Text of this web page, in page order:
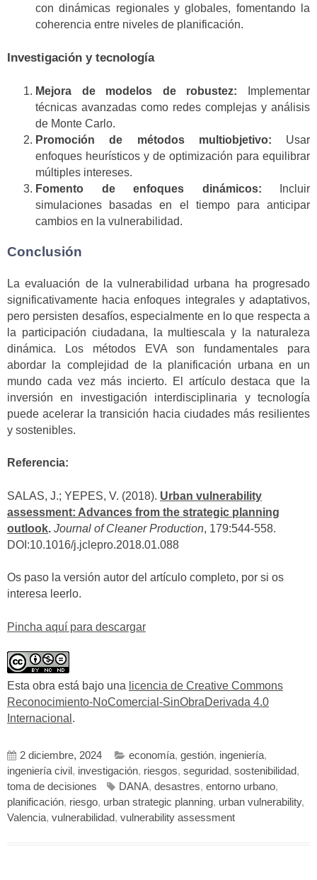
con dinámicas regionales y globales, fomentando la
coherencia entre niveles de planificación.
Investigación y tecnología
Mejora de modelos de robustez: Implementar
técnicas avanzadas como redes complejas y análisis
de Monte Carlo.
Promoción de métodos multiobjetivo: Usar
enfoques heurísticos y de optimización para equilibrar
múltiples intereses.
Fomento de enfoques dinámicos: Incluir
simulaciones basadas en el tiempo para anticipar
cambios en la vulnerabilidad.
Conclusión
La evaluación de la vulnerabilidad urbana ha progresado
significativamente hacia enfoques integrales y adaptativos,
pero persisten desafíos, especialmente en lo que respecta a
la participación ciudadana, la multiescala y la naturaleza
dinámica. Los métodos EVA son fundamentales para
abordar la complejidad de la planificación urbana en un
mundo cada vez más incierto. El artículo destaca que la
inversión en investigación interdisciplinaria y tecnología
puede acelerar la transición hacia ciudades más resilientes
y sostenibles.
Referencia:
SALAS, J.; YEPES, V. (2018). Urban vulnerability
assessment: Advances from the strategic planning
outlook. Journal of Cleaner Production, 179:544-558.
DOI:10.1016/j.jclepro.2018.01.088
Os paso la versión autor del artículo completo, por si os
interesa leerlo.
Pincha aquí para descargar
Esta obra está bajo una licencia de Creative Commons
Reconocimiento-NoComercial-SinObraDerivada 4.0
Internacional .
2 diciembre, 2024 economía, gestión, ingeniería,
ingeniería civil , investigación, riesgos, seguridad, sostenibilidad,
toma de decisiones
DANA, desastres, entorno urbano,
planificación, riesgo, urban strategic planning, urban vulnerability,
Valencia, vulnerabilidad, vulnerability assessment